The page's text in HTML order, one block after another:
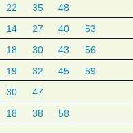
22 35 48
14 27 40 53
18 30 43 56
19 32 45 59
30 47
18 38 58